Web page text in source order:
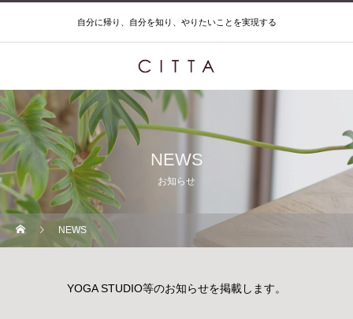
自分に帰り、自分を知り、やりたいことを実現する
NEWS
お知らせ
NEWS
YOGA STUDIO等のお知らせを掲載します。